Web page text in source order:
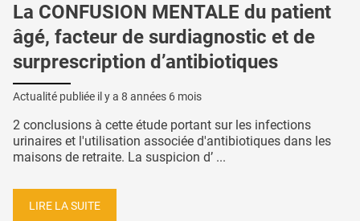
La CONFUSION MENTALE du patient
âgé, facteur de surdiagnostic et de
surprescription d’antibiotiques
Actualité publiée il y a 8 années 6 mois
2 conclusions à cette étude portant sur les infections
urinaires et l'utilisation associée d'antibiotiques dans les
maisons de retraite. La suspicion d’ ...
LIRE LA SUITE